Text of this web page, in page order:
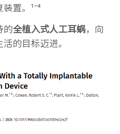
置。¹⁻⁴
的全植入式人工耳蜗，向
的目标迈进。